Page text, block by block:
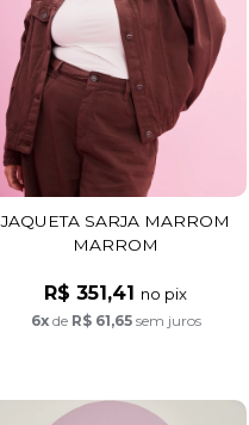
JAQUETA SARJA MARROM
MARROM
R$ 351,41 no pix
6xde R$ 61,65sem juros